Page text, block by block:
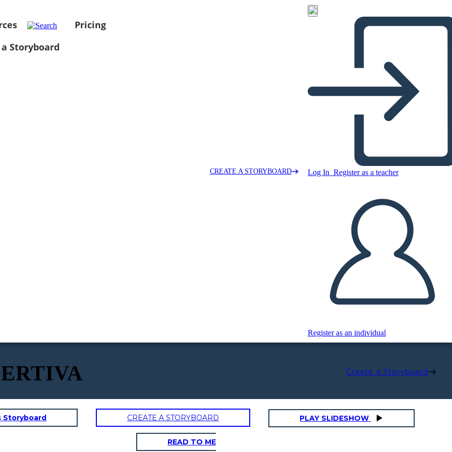
Pricing
Storyboard
CREATE A STORYBOARD Log In Register as a teacher
Register as an individual
Create a Storyboard
Storyboard CREATE A STORYBOARD PLAY SLIDESHOW
READ TO ME